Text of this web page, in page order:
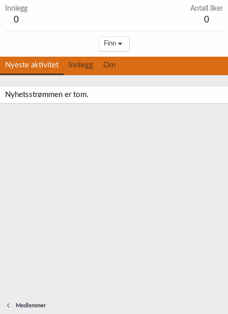
Innlegg
0
Antall liker
0
Finn
Nyeste aktivitet Innlegg Om
Nyhetsstrømmen er tom.
Medlemmer